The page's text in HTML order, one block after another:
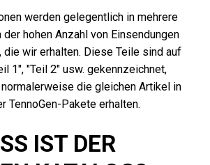
werden gelegentlich in mehrere
hohen Anzahl von Einsendungen
die wir erhalten. Diese Teile sind auf
1", "Teil 2" usw. gekennzeichnet,
die gleichen Artikel in
TennoGen-Pakete erhalten.
IST DER